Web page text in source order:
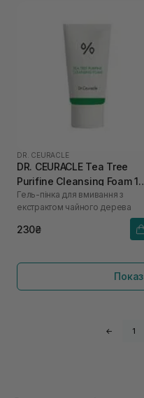
DR. CEURACLE
DR. CEURACLE Tea Tree
Purifine Cleansing Foam 10
мл
Гель-пінка для вмивання з
екстрактом чайного дерева
230₴
← 1